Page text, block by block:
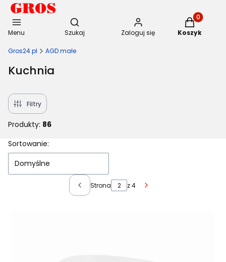
Menu
Otwórz wyszukiwarkę
Szukaj Zaloguj się
Produkty
Koszyk
Gros24.pl AGD małe
Kuchnia
Filtry
Produkty: 86
Lista produktów
Sortowanie:
Domyślne
Poprzednie produkty
Strona z 4 Następne produkty